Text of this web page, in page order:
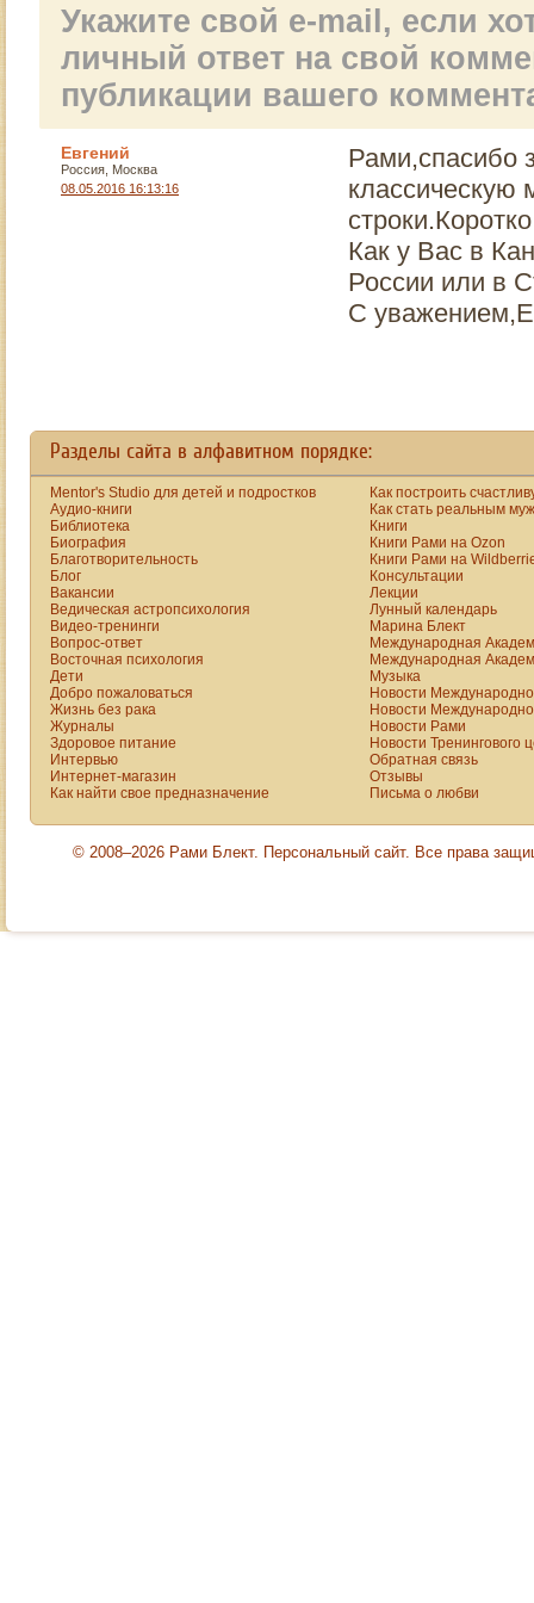
духовного и,
физического
геноцида:
оклеветать, нагнать
боялись заниматься
саморазвитием.
В такого рода виде
обязательно
показывают
страшилки, в
основном про Аум
Синрике, Белое
братство и ту
организацию,
трагичная история
которой дается
ниже.
Укажите свой e-mail, если
личный ответ на свой
публикации вашего
Евгений
Россия, Москва
08.05.2016 16:13:16
Рами,спасибо
классическую
Как у Вас в
России или в
С
Разделы сайта в алфавитном порядке:
Mentor's Studio для детей и подростков
Аудио-книги
Библиотека
Биография
Благотворительность
Блог
Вакансии
Ведическая астропсихология
Видео-тренинги
Вопрос-ответ
Восточная психология
Дети
Добро пожаловаться
Жизнь без рака
Журналы
Здоровое питание
Интервью
Интернет-магазин
Как найти свое предназначение
Как построить
Как стать реальным
Книги
Книги Рами на Ozon
Книги Рами на
Консультации
Лекции
Лунный календарь
Марина Блект
Международная
Международная
Музыка
Новости
Новости
Новости Рами
Новости Тренингового
Обратная связь
Отзывы
Письма о любви
© 2008–2026 Рами Блект. Персональный сайт. Все права